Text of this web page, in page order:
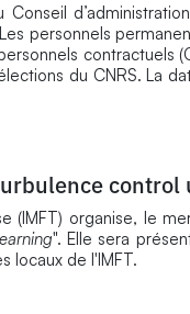
personnels
contractuels
du CNRS. La
(IMFT) organise, le
". Elle sera
locaux de l'IMFT.